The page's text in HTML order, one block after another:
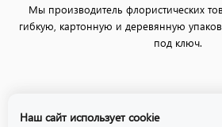
Мы производитель флористических
гибкую, картонную и деревянную
под ключ.
Политика использования
Наш сайт использует cookie